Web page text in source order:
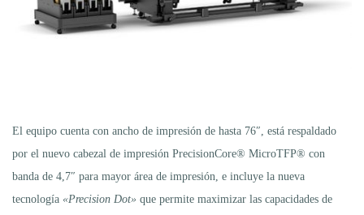
El equipo cuenta con ancho de impresión de hasta 76″, está respaldado
por el nuevo cabezal de impresión PrecisionCore® MicroTFP® con
banda de 4,7″ para mayor área de impresión, e incluye la nueva
tecnología «Precision Dot» que permite maximizar las capacidades de